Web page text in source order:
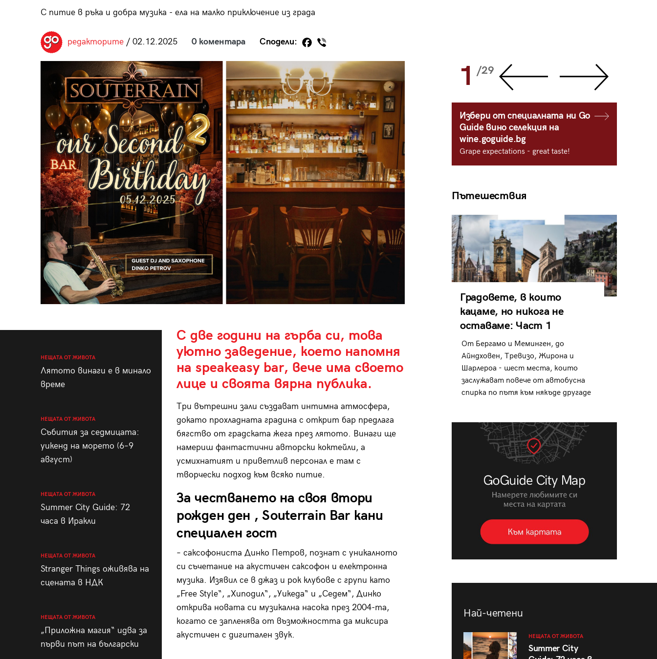
С питие в ръка и добра музика - ела на малко приключение из града
редакторите/ 02.12.2025 0 коментара Сподели:
НЕЩАТА ОТ ЖИВОТА
Лятото винаги е в минало
време
НЕЩАТА ОТ ЖИВОТА
Събития за седмицата:
уикенд на морето (6–9
август)
НЕЩАТА ОТ ЖИВОТА
Summer City Guide: 72
часа в Иракли
НЕЩАТА ОТ ЖИВОТА
Stranger Things оживява на
сцената в НДК
НЕЩАТА ОТ ЖИВОТА
„Приложна магия“ идва за
първи път на български
С две години на гърба си, това
уютно заведение, което напомня
на speakeasy bar, вече има своето
лице и своята вярна публика.
Три вътрешни зали създават интимна атмосфера,
докато прохладната градина с открит бар предлага
бягство от градската жега през лятото. Винаги ще
намериш фантастични авторски коктейли, а
усмихнатият и приветлив персонал е там с
творчески подход към всяко питие.
За честването на своя втори
рожден ден , Souterrain Bar кани
специален гост
– саксофониста Динко Петров, познат с уникалното
си съчетание на акустичен саксофон и електронна
музика. Изявил се в джаз и рок клубове с групи като
„Free Style“, „Хиподил“, „Уикеда“ и „Седем“, Динко
открива новата си музикална насока през 2004-та,
когато се запленява от възможността да миксира
акустичен с дигитален звук.
28/29 29/29 1 /29
Избери от специалната ни Go
Guide вино селекция на
wine.goguide.bg
Grape expectations - great taste!
Пътешествия
Градовете, в които
кацаме, но никога не
оставаме: Част 1
От Бергамо и Меминген, до
Айндховен, Тревизо, Жирона и
Шарлероа - шест места, които
заслужават повече от автобусна
спирка по пътя към някъде другаде
Най-четени
НЕЩАТА ОТ ЖИВОТА
Summer City